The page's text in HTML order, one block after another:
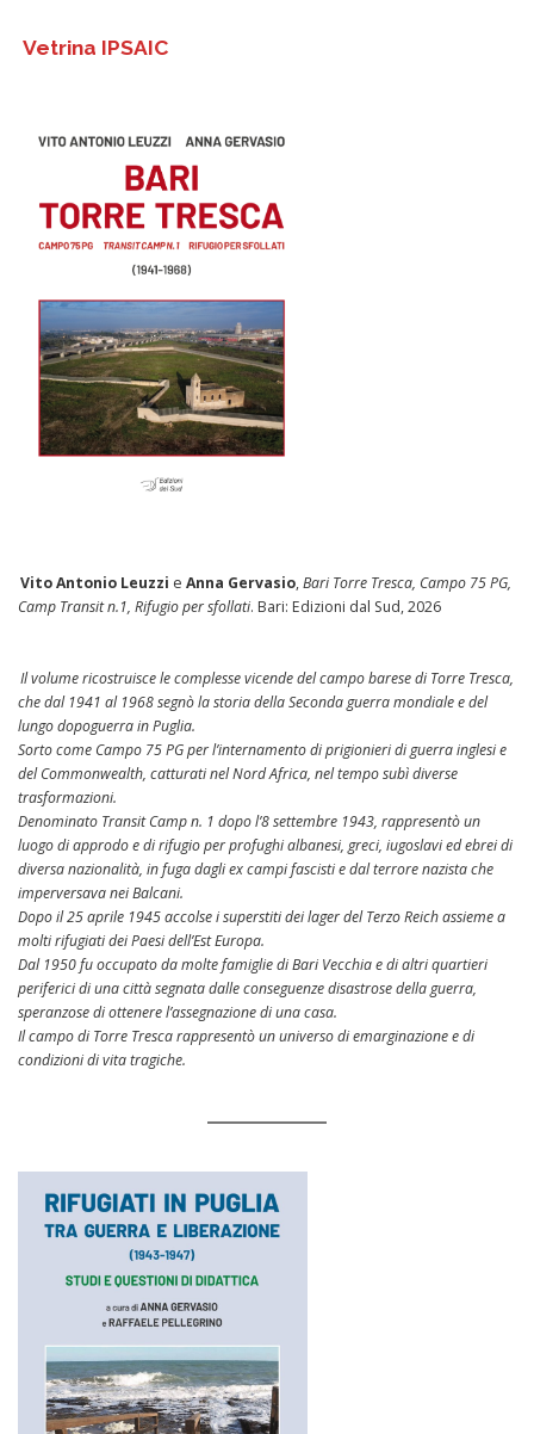
Vetrina IPSAIC
Vito Antonio Leuzzi eAnna Gervasio,Bari Torre Tresca, Campo 75 PG,
Camp Transit n.1, Rifugio per sfollati. Bari: Edizioni dal Sud, 2026
Il volume ricostruisce le complesse vicende del campo barese di Torre Tresca,
che dal 1941 al 1968 segnò la storia della Seconda guerra mondiale e del
lungo dopoguerra in Puglia.
Sorto come Campo 75 PG per l’internamento di prigionieri di guerra inglesi e
del Commonwealth, catturati nel Nord Africa, nel tempo subì diverse
trasformazioni.
Denominato Transit Camp n. 1 dopo l’8 settembre 1943, rappresentò un
luogo di approdo e di rifugio per profughi albanesi, greci, iugoslavi ed ebrei di
diversa nazionalità, in fuga dagli ex campi fascisti e dal terrore nazista che
imperversava nei Balcani.
Dopo il 25 aprile 1945 accolse i superstiti dei lager del Terzo Reich assieme a
molti rifugiati dei Paesi dell’Est Europa.
Dal 1950 fu occupato da molte famiglie di Bari Vecchia e di altri quartieri
periferici di una città segnata dalle conseguenze disastrose della guerra,
speranzose di ottenere l’assegnazione di una casa.
Il campo di Torre Tresca rappresentò un universo di emarginazione e di
condizioni di vita tragiche.